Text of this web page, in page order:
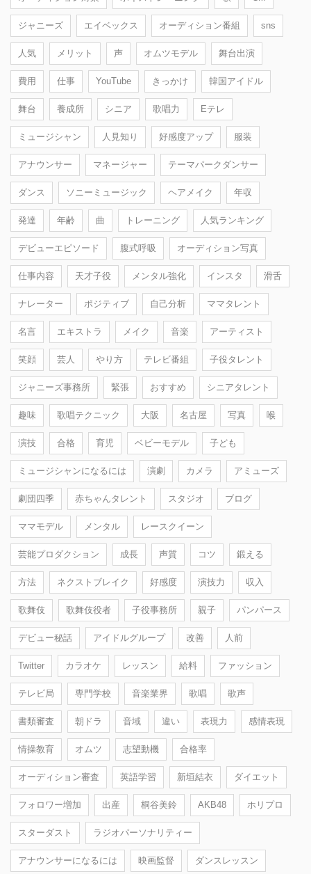
ジャニーズ エイベックス オーディション番組 sns
人気 メリット 声 オムツモデル 舞台出演
費用 仕事 YouTube きっかけ 韓国アイドル
舞台 養成所 シニア 歌唱力 Eテレ
ミュージシャン 人見知り 好感度アップ 服装
アナウンサー マネージャー テーマパークダンサー
ダンス ソニーミュージック ヘアメイク 年収
発達 年齢 曲 トレーニング 人気ランキング
デビューエピソード 腹式呼吸 オーディション写真
仕事内容 天才子役 メンタル強化 インスタ 滑舌
ナレーター ポジティブ 自己分析 ママタレント
名言 エキストラ メイク 音楽 アーティスト
笑顔 芸人 やり方 テレビ番組 子役タレント
ジャニーズ事務所 緊張 おすすめ シニアタレント
趣味 歌唱テクニック 大阪 名古屋 写真 喉
演技 合格 育児 ベビーモデル 子ども
ミュージシャンになるには 演劇 カメラ アミューズ
劇団四季 赤ちゃんタレント スタジオ ブログ
ママモデル メンタル レースクイーン
芸能プロダクション 成長 声質 コツ 鍛える
方法 ネクストブレイク 好感度 演技力 収入
歌舞伎 歌舞伎役者 子役事務所 親子 パンパース
デビュー秘話 アイドルグループ 改善 人前
Twitter カラオケ レッスン 給料 ファッション
テレビ局 専門学校 音楽業界 歌唱 歌声
書類審査 朝ドラ 音域 違い 表現力 感情表現
情操教育 オムツ 志望動機 合格率
オーディション審査 英語学習 新垣結衣 ダイエット
フォロワー増加 出産 桐谷美鈴 AKB48 ホリプロ
スターダスト ラジオパーソナリティー
アナウンサーになるには 映画監督 ダンスレッスン